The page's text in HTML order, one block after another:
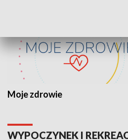
Moje zdrowie
WYPOCZYNEK I